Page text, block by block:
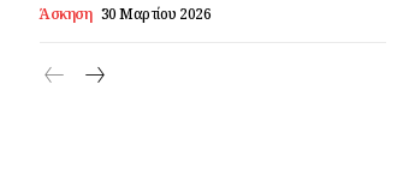
Άσκηση 30 Μαρτίου 2026